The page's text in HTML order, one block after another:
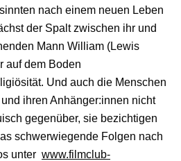
nach einem neuen Leben
der Spalt zwischen ihr und
Mann William (Lewis
auf dem Boden
Und auch die Menschen
ihren Anhänger:innen nicht
gegenüber, sie bezichtigen
schwerwiegende Folgen nach
unter www.filmclub-